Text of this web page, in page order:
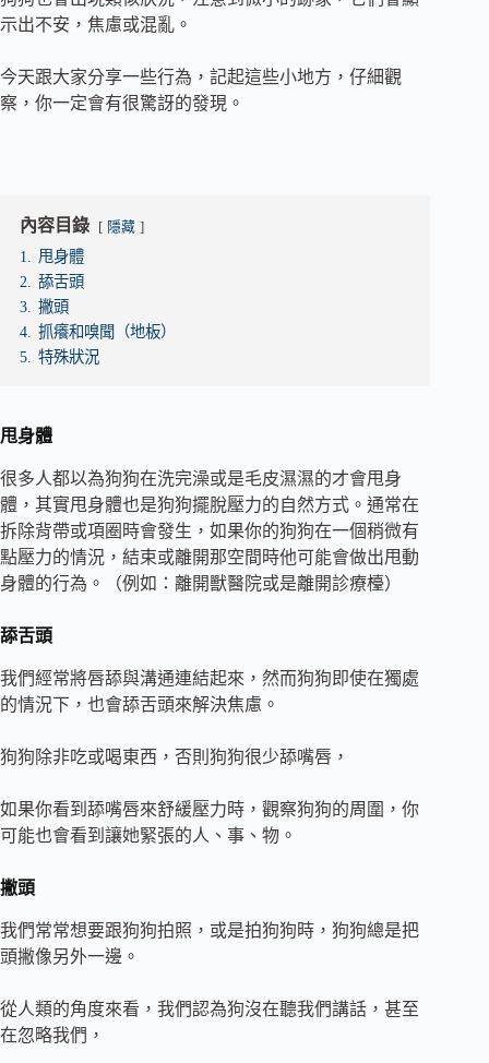
示出不安，焦慮或混亂。
今天跟大家分享一些行為，記起這些小地方，仔細觀
察，你一定會有很驚訝的發現。
內容目錄 隱藏
1. 甩身體
2. 舔舌頭
3. 撇頭
4. 抓癢和嗅聞（地板）
5. 特殊狀況
甩身體
很多人都以為狗狗在洗完澡或是毛皮濕濕的才會甩身
體，其實甩身體也是狗狗擺脫壓力的自然方式。通常在
拆除背帶或項圈時會發生，如果你的狗狗在一個稍微有
點壓力的情況，結束或離開那空間時他可能會做出甩動
身體的行為。（例如：離開獸醫院或是離開診療檯）
舔舌頭
我們經常將唇舔與溝通連結起來，然而狗狗即使在獨處
的情況下，也會舔舌頭來解決焦慮。
狗狗除非吃或喝東西，否則狗狗很少舔嘴唇，
如果你看到舔嘴唇來舒緩壓力時，觀察狗狗的周圍，你
可能也會看到讓她緊張的人、事、物。
撇頭
我們常常想要跟狗狗拍照，或是拍狗狗時，狗狗總是把
頭撇像另外一邊。
從人類的角度來看，我們認為狗沒在聽我們講話，甚至
在忽略我們，